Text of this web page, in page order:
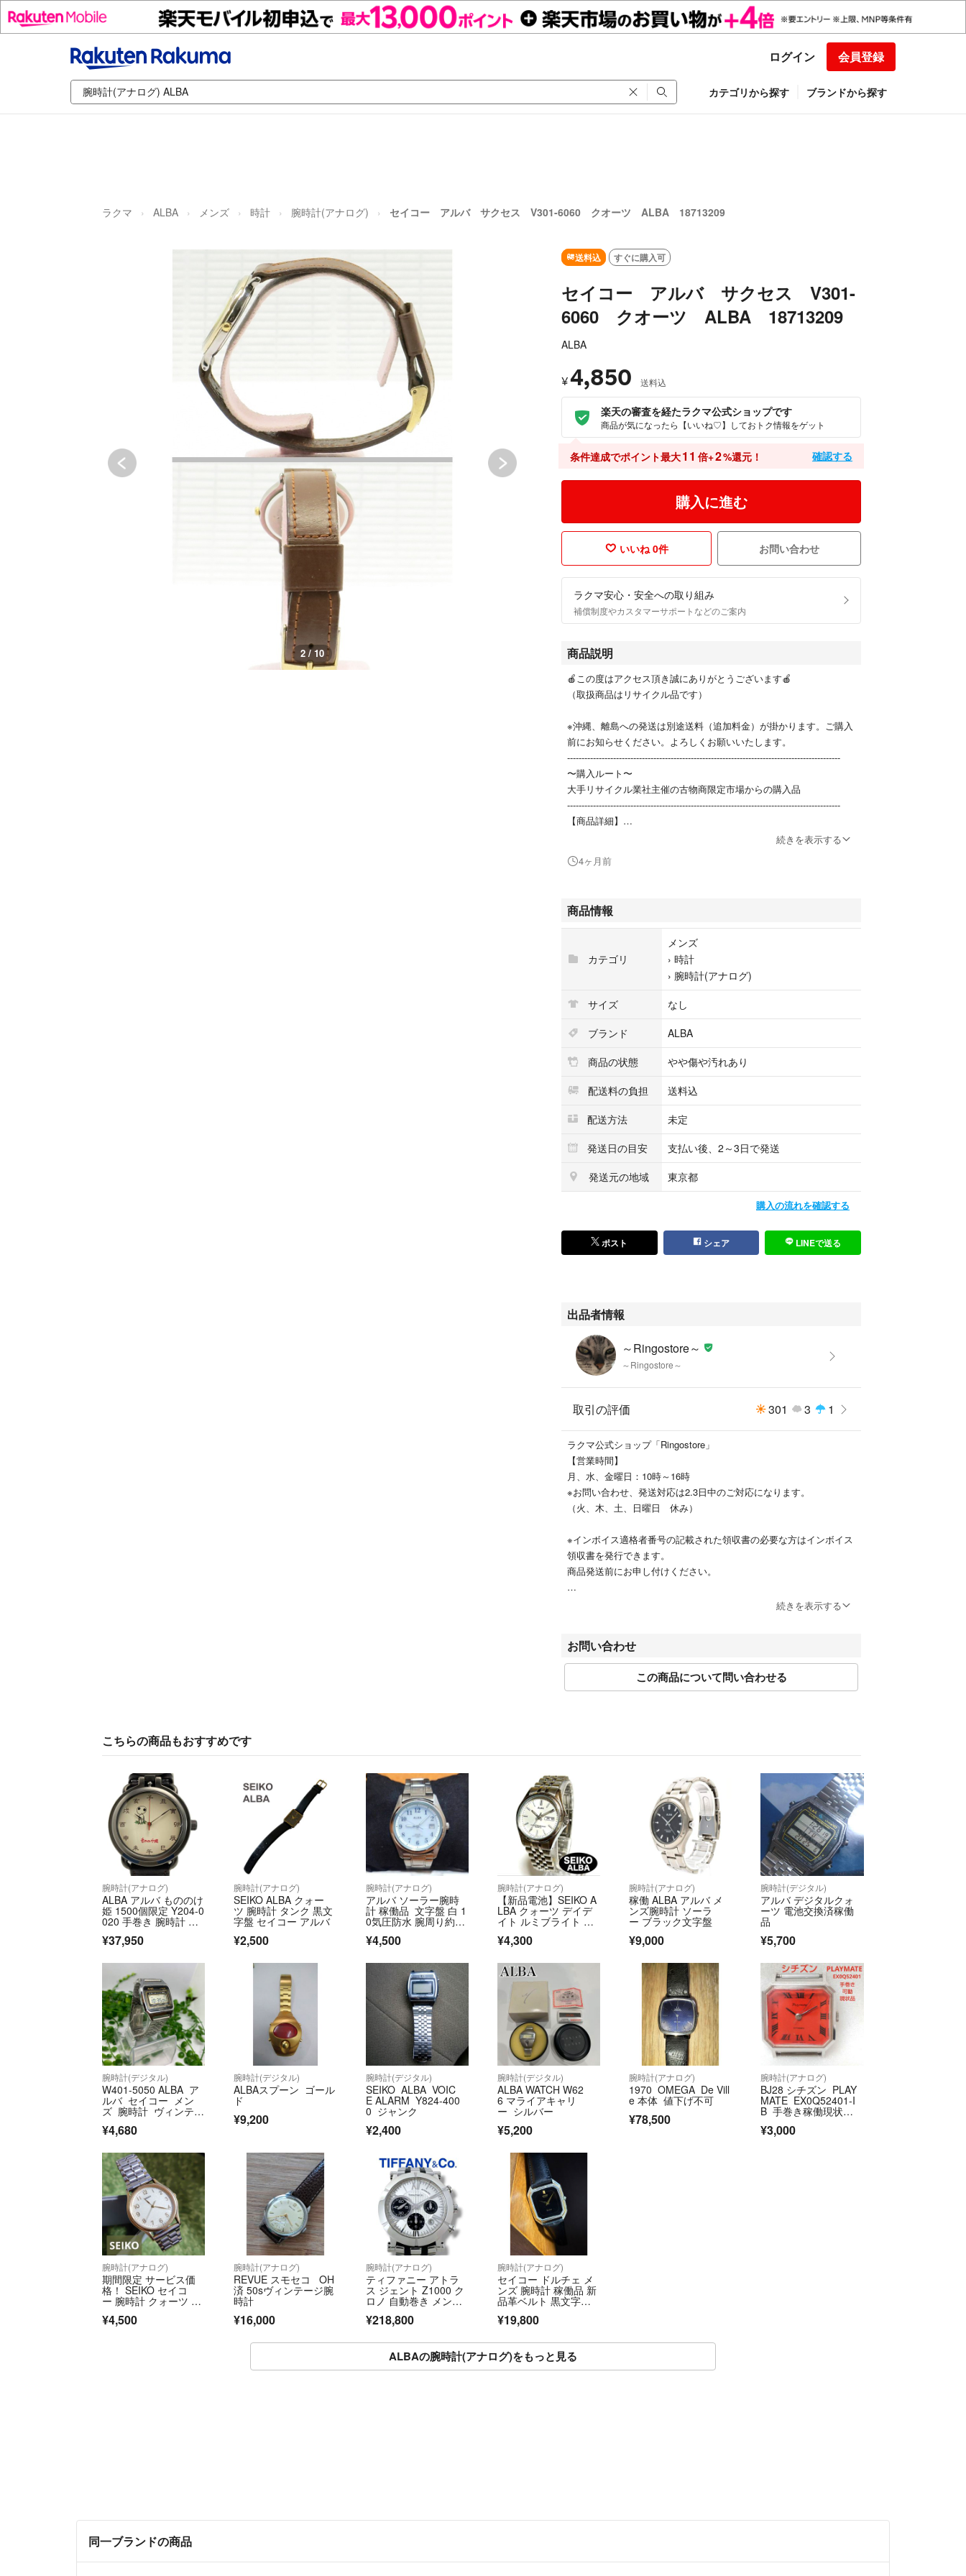
ログイン 会員登録
カテゴリから探す ブランドから探す
ラクマ ALBA メンズ 時計 腕時計(アナログ) セイコー アルバ サクセス V301-6060 クオーツ ALBA 18713209
3 / 10
送料込 すぐに購入可
セイコー アルバ サクセス V301-
6060 クオーツ ALBA 18713209
ALBA
¥4,850 送料込
楽天の審査を経たラクマ公式ショップです
商品が気になったら【いいね♡】しておトク情報をゲット
条件達成でポイント最大11 倍+2%還元！ 確認する
購入に進む
いいね 0件 お問い合わせ
ラクマ安心・安全への取り組み
補償制度やカスタマーサポートなどのご案内
商品説明
🍎この度はアクセス頂き誠にありがとうございます🍎
（取扱商品はリサイクル品です）
※沖縄、離島への発送は別途送料（追加料金）が掛かります。ご購入
前にお知らせください。よろしくお願いいたします。
-----------------------------------------------------------------------------------------------
〜購入ルート〜
大手リサイクル業社主催の古物商限定市場からの購入品
-----------------------------------------------------------------------------------------------
【商品詳細】
ラグ幅：約1.6cm
（付属品）
なし
（コンディション）
風防：小傷やくすみが見られます。
フェイス周り：傷やくすみ、変色が見られます。
ベルト：スレ傷や汚れがあります。（社外品）
※風防の傷は写りにくいため。ご了承ください。
【返品に関して】
※万が一、商品に関して真贋の問題が確認され、製造元または第三者
鑑定機関により正規品ではないと
□■□ご注意□■□
実際の商品と変化のないよう撮影時に心がけてはいますが、
のでご了承ください。
-----------------------------------------------------------------------------------------------
～新しい商品を日々出品しておりますので、フォローよろしくお願い
いたします～
-----------------------------------------------------------------------------------------------
続きを表示する
4ヶ月前
商品情報
カテゴリ
メンズ
› 時計
› 腕時計(アナログ)
サイズ
なし
ブランド
ALBA
商品の状態
やや傷や汚れあり
配送料の負担
送料込
配送方法
未定
発送日の目安
支払い後、2～3日で発送
発送元の地域
東京都
購入の流れを確認する
ポスト シェア LINEで送る
出品者情報
～Ringostore～
～Ringostore～
取引の評価 301 3 1
ラクマ公式ショップ「Ringostore」
【営業時間】
月、水、金曜日：10時～16時
※お問い合わせ、発送対応は2.3日中のご対応になります。
（火、木、土、日曜日 休み）
※インボイス適格者番号の記載された領収書の必要な方はインボイス
領収書を発行できます。
商品発送前にお申し付けください。
ご購入後は「発送後のお知らせ」のみになりますので、ご了承下さ
い。
（尚、お問い合わせへのメッセージには返信致します）
複数のベテラン鑑定士が真贋査定したものを出品しておりますので安
心してご購入ください。安心なアイテム（商品）をお客様にお届けで
きるように心がけております。
【発送】
佐川急便（商品サイズや発送先（離島や沖縄など）により変更あり）
※発送は基本的に営業日2～3日内に発送（年末年始は除く）
★時計は発送前に最終検品を行うため、発送予定日数から更に数日お
時間いただく事がありますのでご了承ください★
【値引き交渉】
対応しておりません。
【お願い】
※商品等のお問い合わせ対応はお時間かかることがございます。
※ご不明な点はすべて解決後にご購入をお願いいたします。
※取扱商品は中古品のため神経質な方はご遠慮ください。
※付属品は「専用箱」「専用袋」「専用ケース」の様に専用表記のな
い場合、同ブランドでも違うものをお付けしています（写真に写って
いるもの）
「付属品：なし」の場合はつきませんのでご購入前にご確認くださ
い。
※商品は他のサイトでも販売しております。時間差で在庫切れが発生
する事があります。その際はご了承ください。
～このアカウントはラクマ公式ショップの株式会社アップルプロジェ
続きを表示する
お問い合わせ
この商品について問い合わせる
こちらの商品もおすすめです
腕時計(アナログ)
ALBA アルバ もののけ
姫 1500個限定 Y204-0
020 手巻き 腕時計 木
箱・取説有 ジブリ
¥37,950
腕時計(アナログ)
SEIKO ALBA クォー
ツ 腕時計 タンク 黒文
字盤 セイコー アルバ
¥2,500
腕時計(アナログ)
アルバ ソーラー腕時
計 稼働品 文字盤 白 1
0気圧防水 腕周り約1
7.3cmベルト 無垢ステ
ンレスベルト v145-0C
¥4,500
腕時計(アナログ)
【新品電池】SEIKO A
LBA クォーツ デイデ
イト ルミブライト 時
計 稼働
¥4,300
腕時計(アナログ)
稼働 ALBA アルバ メ
ンズ腕時計 ソーラ
ー ブラック文字盤
¥9,000
腕時計(デジタル)
アルバ デジタルクォ
ーツ 電池交換済稼働
品
¥5,700
腕時計(デジタル)
W401-5050 ALBA ア
ルバ セイコー メン
ズ 腕時計 ヴィンテー
¥4,680
腕時計(デジタル)
ALBAスプーン ゴール
ド
¥9,200
腕時計(デジタル)
SEIKO ALBA VOIC
E ALARM Y824-400
0 ジャンク
¥2,400
腕時計(デジタル)
ALBA WATCH W62
6 マライアキャリ
ー シルバー
¥5,200
腕時計(アナログ)
1970 OMEGA De Vill
e 本体 値下げ不可
¥78,500
腕時計(アナログ)
BJ28 シチズン PLAY
MATE EX0Q52401-I
B 手巻き稼働現状
¥3,000
腕時計(アナログ)
期間限定 サービス価
格！ SEIKO セイコ
ー 腕時計 クォーツ 5P
¥4,500
腕時計(アナログ)
REVUE スモセコ OH
済 50sヴィンテージ腕
時計
¥16,000
腕時計(アナログ)
ティファニー アトラ
ス ジェント Z1000 ク
ロノ 自動巻き メン
ロノグラフ シルバ
¥218,800
腕時計(アナログ)
セイコー ドルチェ メ
ンズ 腕時計 稼働品 新
品革ベルト 黒文字盤 S
¥19,800
ALBAの腕時計(アナログ)をもっと見る
同一ブランドの商品